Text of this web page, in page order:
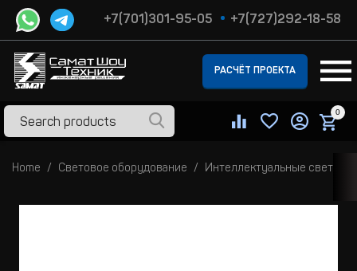
+7(701)301-95-05 +7(727)292-18-58
РАСЧЁТ ПРОЕКТА
0
Home Световое оборудование Интеллектуальные